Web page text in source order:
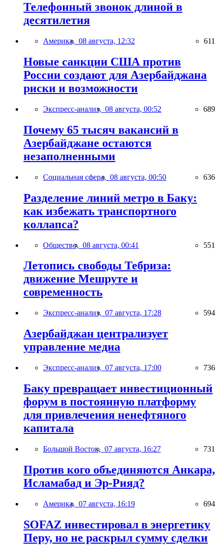
Телефонный звонок длиной в
десятилетия
Америка, 08 августа, 12:32 611
Новые санкции США против
России создают для Азербайджана
риски и возможности
Экспресс-анализ, 08 августа, 00:52 689
Почему 65 тысяч вакансий в
Азербайджане остаются
незаполненными
Социальная сфера, 08 августа, 00:50 636
Разделение линий метро в Баку:
как избежать транспортного
коллапса?
Общество, 08 августа, 00:41 551
Летопись свободы Тебриза:
движение Мешруте и
современность
Экспресс-анализ, 07 августа, 17:28 594
Азербайджан централизует
управление медиа
Экспресс-анализ, 07 августа, 17:00 736
Баку превращает инвестиционный
форум в постоянную платформу
для привлечения ненефтяного
капитала
Большой Восток, 07 августа, 16:27 731
Против кого объединяются Анкара,
Исламабад и Эр-Рияд?
Америка, 07 августа, 16:19 694
SOFAZ инвестировал в энергетику
Перу, но не раскрыл сумму сделки